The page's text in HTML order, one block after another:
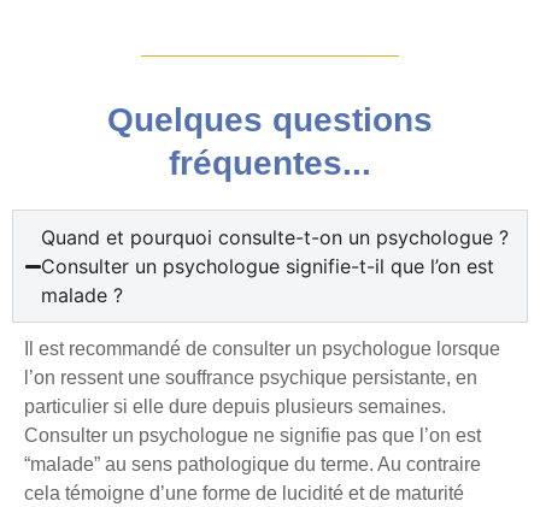
Quelques questions
fréquentes...
Quand et pourquoi consulte-t-on un psychologue ?
Consulter un psychologue signifie-t-il que l’on est
malade ?
Il est recommandé de consulter un psychologue lorsque
l’on ressent une souffrance psychique persistante, en
particulier si elle dure depuis plusieurs semaines.
Consulter un psychologue ne signifie pas que l’on est
“malade” au sens pathologique du terme. Au contraire
cela témoigne d’une forme de lucidité et de maturité